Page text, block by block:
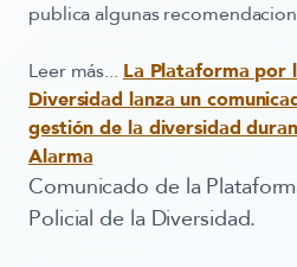
publica algunas
Leer más... La Plataforma por
Diversidad lanza un
gestión de la diversidad
Alarma
Comunicado de la
Policial de la Diversidad.